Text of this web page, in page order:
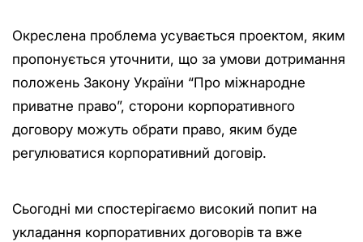
Окреслена проблема усувається проектом, яким
пропонується уточнити, що за умови дотримання
положень Закону України “Про міжнародне
приватне право”, сторони корпоративного
договору можуть обрати право, яким буде
регулюватися корпоративний договір.
Сьогодні ми спостерігаємо високий попит на
укладання корпоративних договорів та вже